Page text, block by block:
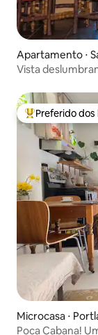
Apartamento ⋅
Vista
Entre os
Preferido
Microcasa ⋅
Poca Cabana!